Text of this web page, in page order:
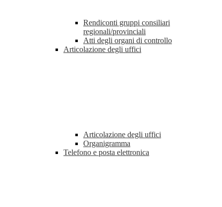
Rendiconti gruppi consiliari
regionali/provinciali
Atti degli organi di controllo
Articolazione degli uffici
Articolazione degli uffici
Organigramma
Telefono e posta elettronica